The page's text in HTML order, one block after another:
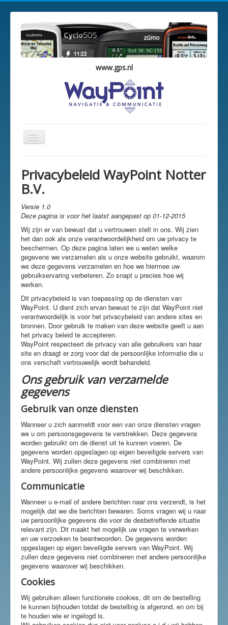
www.gps.nl
Schakelen
navigatie
Overzicht
Winkelwagen
Vestigingen
Privacybeleid WayPoint Notter
B.V.
Versie 1.0
Deze pagina is voor het laatst aangepast op 01-12-2015
Wij zijn er van bewust dat u vertrouwen stelt in ons. Wij zien
het dan ook als onze verantwoordelijkheid om uw privacy te
beschermen. Op deze pagina laten we u weten welke
gegevens we verzamelen als u onze website gebruikt, waarom
we deze gegevens verzamelen en hoe we hiermee uw
gebruikservaring verbeteren. Zo snapt u precies hoe wij
werken.
Dit privacybeleid is van toepassing op de diensten van
WayPoint. U dient zich ervan bewust te zijn dat WayPoint niet
verantwoordelijk is voor het privacybeleid van andere sites en
bronnen. Door gebruik te maken van deze website geeft u aan
het privacy beleid te accepteren.
WayPoint respecteert de privacy van alle gebruikers van haar
site en draagt er zorg voor dat de persoonlijke informatie die u
ons verschaft vertrouwelijk wordt behandeld.
Ons gebruik van verzamelde
gegevens
Gebruik van onze diensten
Wanneer u zich aanmeldt voor een van onze diensten vragen
we u om persoonsgegevens te verstrekken. Deze gegevens
worden gebruikt om de dienst uit te kunnen voeren. De
gegevens worden opgeslagen op eigen beveiligde servers van
WayPoint. Wij zullen deze gegevens niet combineren met
andere persoonlijke gegevens waarover wij beschikken.
Communicatie
Wanneer u e-mail of andere berichten naar ons verzendt, is het
mogelijk dat we die berichten bewaren. Soms vragen wij u naar
uw persoonlijke gegevens die voor de desbetreffende situatie
relevant zijn. Dit maakt het mogelijk uw vragen te verwerken
en uw verzoeken te beantwoorden. De gegevens worden
opgeslagen op eigen beveiligde servers van WayPoint. Wij
zullen deze gegevens niet combineren met andere persoonlijke
gegevens waarover wij beschikken.
Cookies
Wij gebruiken alleen functionele cookies, dit om de bestelling
te kunnen bijhouden totdat de bestelling is afgerond, en om bij
te houden wie er ingelogd is.